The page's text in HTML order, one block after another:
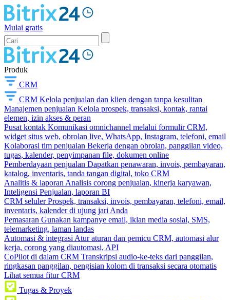
Mulai gratis
Produk
CRM
CRM Kelola penjualan dan klien dengan tanpa kesulitan
Manajemen penjualan Kelola prospek, transaksi, kontak, rantai
elemen, izin akses & peran
Pusat kontak Komunikasi omnichannel melalui formulir CRM,
widget situs web, obrolan live, WhatsApp, Instagram, telefoni, email
Kolaborasi tim penjualan Bekerja dengan obrolan, panggilan video,
tugas, kalender, penyimpanan file, dokumen online
Pemberdayaan penjualan Dapatkan penawaran, invois, pembayaran,
katalog, inventaris, tanda tangan digital, toko CRM
Analitis & laporan Analisis corong penjualan, kinerja karyawan,
Inteligensi Penjualan, laporan BI
CRM seluler Prospek, transaksi, invois, pembayaran, telefoni, email,
inventaris, kalender di ujung jari Anda
Pemasaran Gunakan kampanye email, iklan media sosial, SMS,
telemarketing, laman landas
Automasi & integrasi Atur aturan dan pemicu CRM, automasi alur
kerja, corong yang diautomasi, API
CoPilot di dalam CRM Transkripsi audio-ke-teks dari panggilan,
ringkasan panggilan, pengisian kolom di transaksi secara otomatis
Lihat semua fitur CRM
Tugas & Proyek